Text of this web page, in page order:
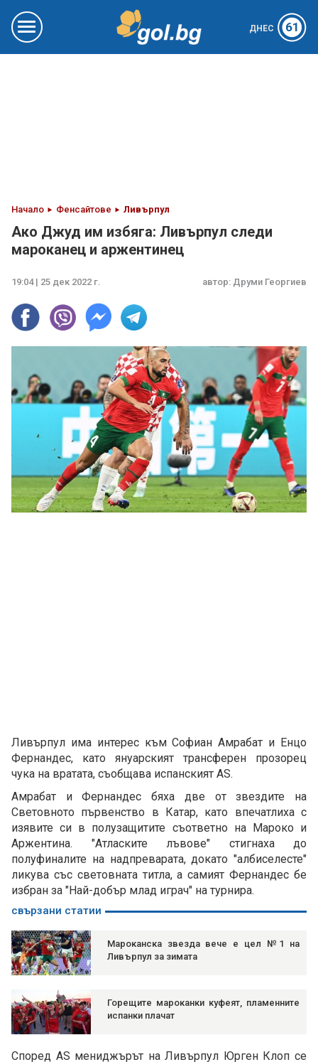
ДНЕС 61
Начало Фенсайтове Ливърпул
Ако Джуд им избяга: Ливърпул следи
мароканец и аржентинец
19:04 | 25 дек 2022 г. автор: Друми Георгиев
Ливърпул има интерес към Софиан Амрабат и Енцо
Фернандес, като януарският трансферен прозорец
чука на вратата, съобщава испанският AS.
Амрабат и Фернандес бяха две от звездите на
Световното първенство в Катар, като впечатлиха с
изявите си в полузащитите съответно на Мароко и
Аржентина. "Атласките лъвове" стигнаха до
полуфиналите на надпреварата, докато "албиселесте"
ликува със световната титла, а самият Фернандес бе
избран за "Най-добър млад играч" на турнира.
свързани статии
Мароканска звезда вече е цел №1 на
Ливърпул за зимата
Горещите мароканки куфеят, пламенните
испанки плачат
Според AS мениджърът на Ливърпул Юрген Клоп се